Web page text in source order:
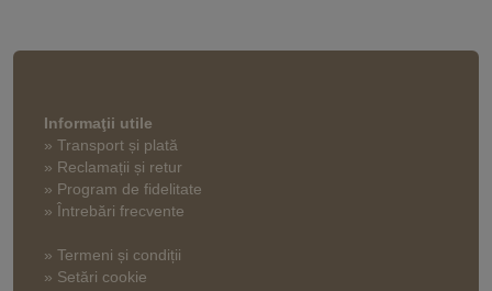
Informaţii utile
» Transport și plată
» Reclamații și retur
» Program de fidelitate
» Întrebări frecvente
» Termeni și condiții
» Setări cookie